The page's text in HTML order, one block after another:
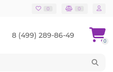
0 0
8 (499) 289-86-49
0